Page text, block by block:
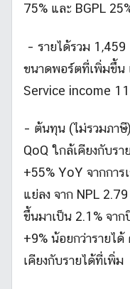
75% และ BGPL
– รายได้รวม
ขนาดพอร์ตที่เพิ่มขึ้น
Service income
– ต้นทุน (ไม่รวมภา
QoQ ใกล้เคียงกับรา
+55% YoY จากกา
แย่ลง จาก NPL
ขึ้นมาเป็น 2.1% จา
+9% น้อยกว่ารายไ
เคียงกับรายได้ที่เพิ่ม